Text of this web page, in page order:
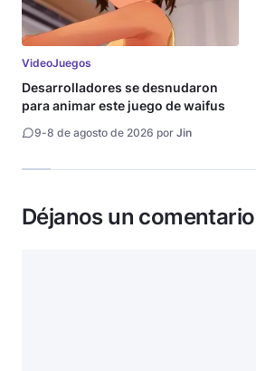
VideoJuegos
Desarrolladores se desnudaron
para animar este juego de waifus
9-8 de agosto de 2026 por Jin
Déjanos un comentario